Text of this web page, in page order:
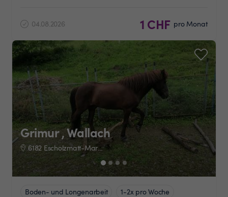
04.08.2026 1 CHF pro Monat
Grimur , Wallach
6182 Escholzmatt-Marbach
Boden- und Longenarbeit
1-2x pro Woche